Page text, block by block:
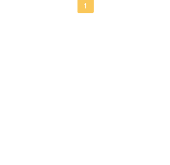
ルの1階、この場所がリトル
1